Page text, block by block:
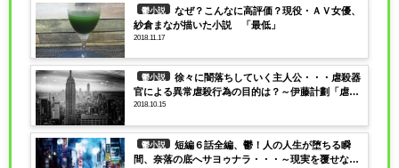
鬱小説
なぜ？こんなに高評価？現役・ＡＶ女優、
紗倉まなが描いた小説 「最低」
2018.11.17
鬱小説
徐々に闇落ちしていく主人公・・・虐殺器
官による異常虐殺行為の目的は？～伊藤計劃「虐殺
器官」
2018.10.15
鬱小説
短編６話全編、鬱！人の人生が堕ちる瞬
間、奈落の底へサヨゥナラ・・・～現実を覆せない